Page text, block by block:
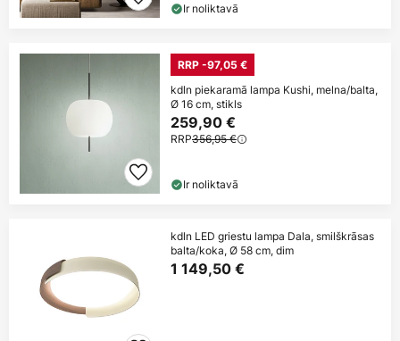
Ir noliktavā
RRP -97,05 €
kdln piekaramā lampa Kushi, melna/balta,
Ø 16 cm, stikls
259,90 €
RRP356,95 €
Ir noliktavā
kdln LED griestu lampa Dala, smilškrāsas
balta/koka, Ø 58 cm, dim
1 149,50 €